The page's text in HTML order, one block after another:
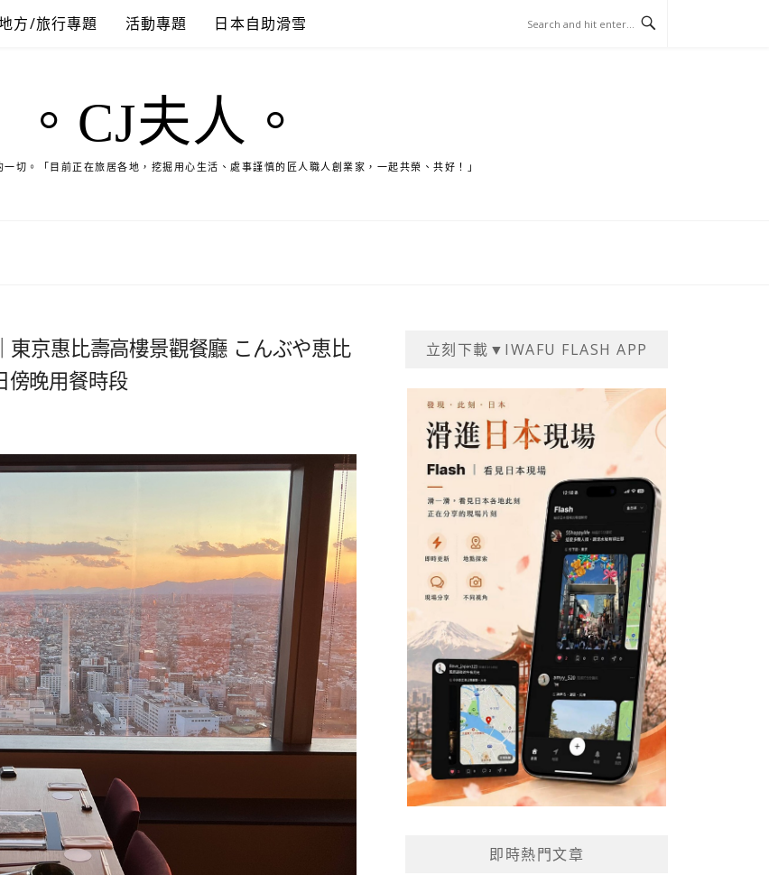
方/旅行專題 活動專題 日本自助滑雪
。CJ夫人。
切。「目前正在旅居各地，挖掘用心生活、處事謹慎的匠人職人創業家，一起共榮、共好！」
東京惠比壽高樓景觀餐廳 こんぶや恵比
傍晚用餐時段
立刻下載▼IWAFU FLASH APP
即時熱門文章